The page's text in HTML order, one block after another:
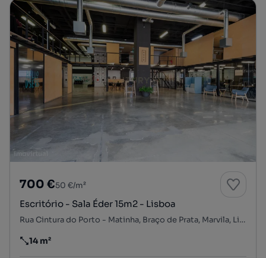
700 €50 €/m²
Escritório - Sala Éder 15m2 - Lisboa
Rua Cintura do Porto - Matinha, Braço de Prata, Marvila, Lisboa, Lisboa
Preço por metro quadrado
14 m²